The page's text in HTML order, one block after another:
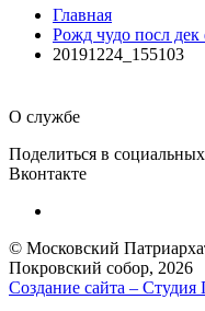
Главная
Рожд чудо посл дек
20191224_155103
О службе
Поделиться в социальных
Вконтакте
© Московский
Покровский собор, 2026
Создание сайта –